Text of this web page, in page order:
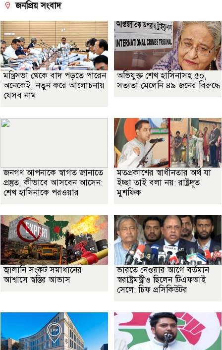
জনপ্রিয় সংবাদ
মন্ত্রিসভা থেকে বাদ পড়তে পারেন
অনেকেই, নতুন করে আলোচনায়
যেসব নাম
অভিযুক্ত শেখ হাসিনাসহ ৫০,
সত্যতা মেলেনি ৪৯ জনের বিরুদ্ধে
জনগণ আপনাকে স্বাগত জানাতে
প্রস্তুত, কীভাবে আসবেন আসেন:
শেখ হাসিনাকে পরওয়ার
মতপ্রকাশের স্বাধীনতার অর্থ যা
ইচ্ছা তাই বলা নয়: রাষ্ট্রদূত
মুশফিক
জ্বালানি সংকট সমাধানের
আশ্বাসে স্বস্তির আভাস
ভারতে নেওয়ার আগে বর্তমান
স্বরাষ্ট্রমন্ত্রীও ছিলেন টিএফআই
সেলে: চিফ প্রসিকিউটর